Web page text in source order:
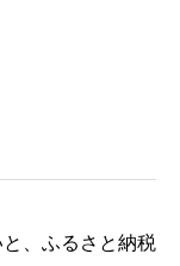
、ふるさと納税